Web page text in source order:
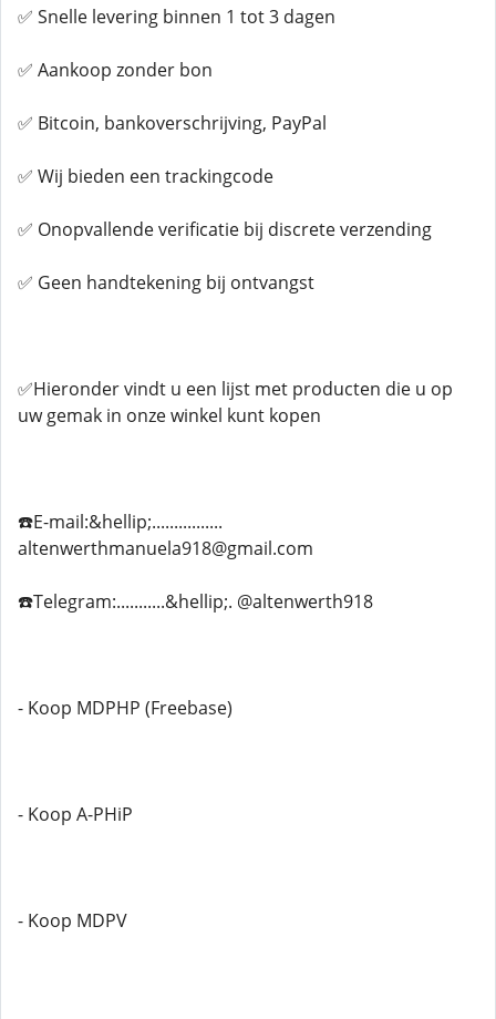
✅ Snelle levering binnen 1 tot 3 dagen
✅ Aankoop zonder bon
✅ Bitcoin, bankoverschrijving, PayPal
✅ Wij bieden een trackingcode
✅ Onopvallende verificatie bij discrete verzending
✅ Geen handtekening bij ontvangst
✅Hieronder vindt u een lijst met producten die u op
uw gemak in onze winkel kunt kopen
☎️E-mail:&hellip;................
altenwerthmanuela918@gmail.com
☎️Telegram:...........&hellip;. @altenwerth918
- Koop MDPHP (Freebase)
- Koop A-PHiP
- Koop MDPV